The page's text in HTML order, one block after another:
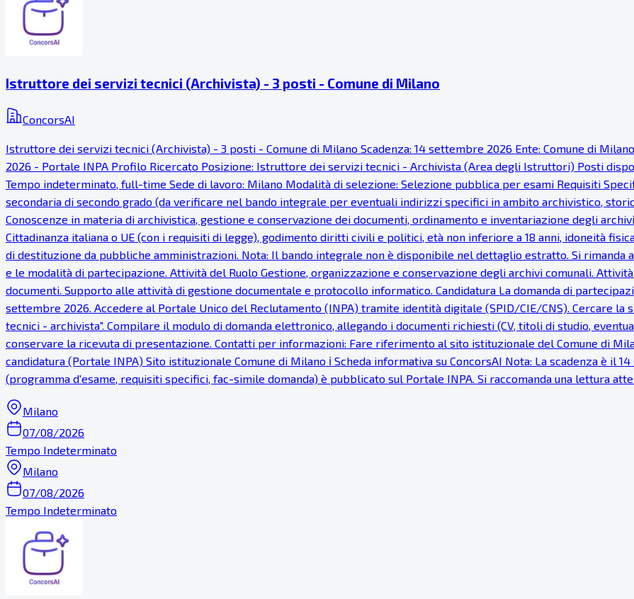
Istruttore dei servizi tecnici (Archivista) - 3 posti - Comune di Milano
ConcorsAI
Istruttore dei servizi tecnici (Archivista) - 3 posti - Comune di Milano Scadenza: 14 settembre 2026 Ente: Comune di
2026 - Portale INPA Profilo Ricercato Posizione: Istruttore dei servizi tecnici - Archivista (Area degli Istruttori) Posti
Tempo indeterminato, full-time Sede di lavoro: Milano Modalità di selezione: Selezione pubblica per esami Requisiti
secondaria di secondo grado (da verificare nel bando integrale per eventuali indirizzi specifici in ambito archivistico,
Conoscenze in materia di archivistica, gestione e conservazione dei documenti, ordinamento e inventariazione degli
Cittadinanza italiana o UE (con i requisiti di legge), godimento diritti civili e politici, età non inferiore a 18 anni, idoneità
di destituzione da pubbliche amministrazioni. Nota: Il bando integrale non è disponibile nel dettaglio estratto. Si
e le modalità di partecipazione. Attività del Ruolo Gestione, organizzazione e conservazione degli archivi comunali.
documenti. Supporto alle attività di gestione documentale e protocollo informatico. Candidatura La domanda di
settembre 2026. Accedere al Portale Unico del Reclutamento (INPA) tramite identità digitale (SPID/CIE/CNS). Cercare
tecnici - archivista". Compilare il modulo di domanda elettronico, allegando i documenti richiesti (CV, titoli di studio,
conservare la ricevuta di presentazione. Contatti per informazioni: Fare riferimento al sito istituzionale del Comune di
candidatura (Portale INPA) Sito istituzionale Comune di Milano ℹ Scheda informativa su ConcorsAI Nota: La scadenza è il
(programma d'esame, requisiti specifici, fac-simile domanda) è pubblicato sul Portale INPA. Si raccomanda una lettura
Milano
07/08/2026
Tempo Indeterminato
Milano
07/08/2026
Tempo Indeterminato